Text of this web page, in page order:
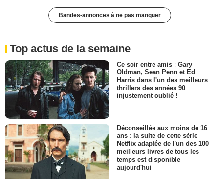
Bandes-annonces à ne pas manquer
Top actus de la semaine
Ce soir entre amis : Gary
Oldman, Sean Penn et Ed
Harris dans l'un des meilleurs
thrillers des années 90
injustement oublié !
Déconseillée aux moins de 16
ans : la suite de cette série
Netflix adaptée de l'un des 100
meilleurs livres de tous les
temps est disponible
aujourd'hui